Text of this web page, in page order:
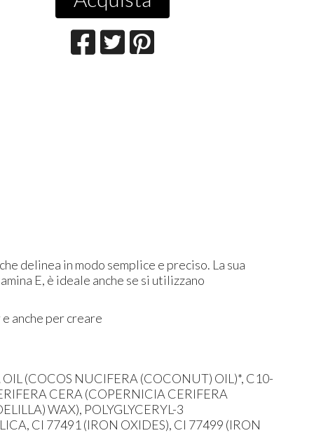
delinea in modo semplice e preciso. La sua
E, è ideale anche se si utilizzano
anche per creare
(COCOS NUCIFERA (COCONUT) OIL)*, C10-
CERA (COPERNICIA CERIFERA
WAX), POLYGLYCERYL-3
CI 77491 (IRON OXIDES), CI 77499 (IRON